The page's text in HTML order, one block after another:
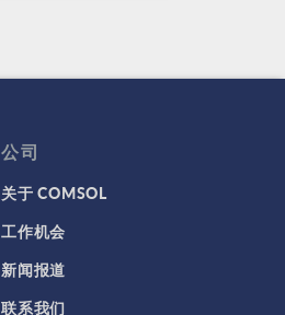
公司
关于 COMSOL
工作机会
新闻报道
联系我们